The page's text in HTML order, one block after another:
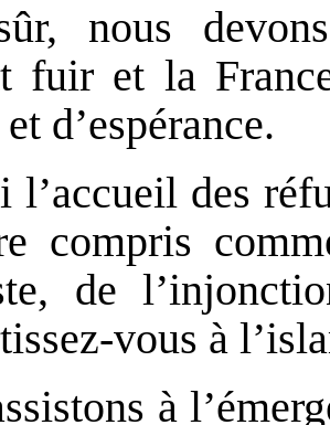
nous
fuir et la
d’espérance.
l’accueil des
compris
de
vous à
à